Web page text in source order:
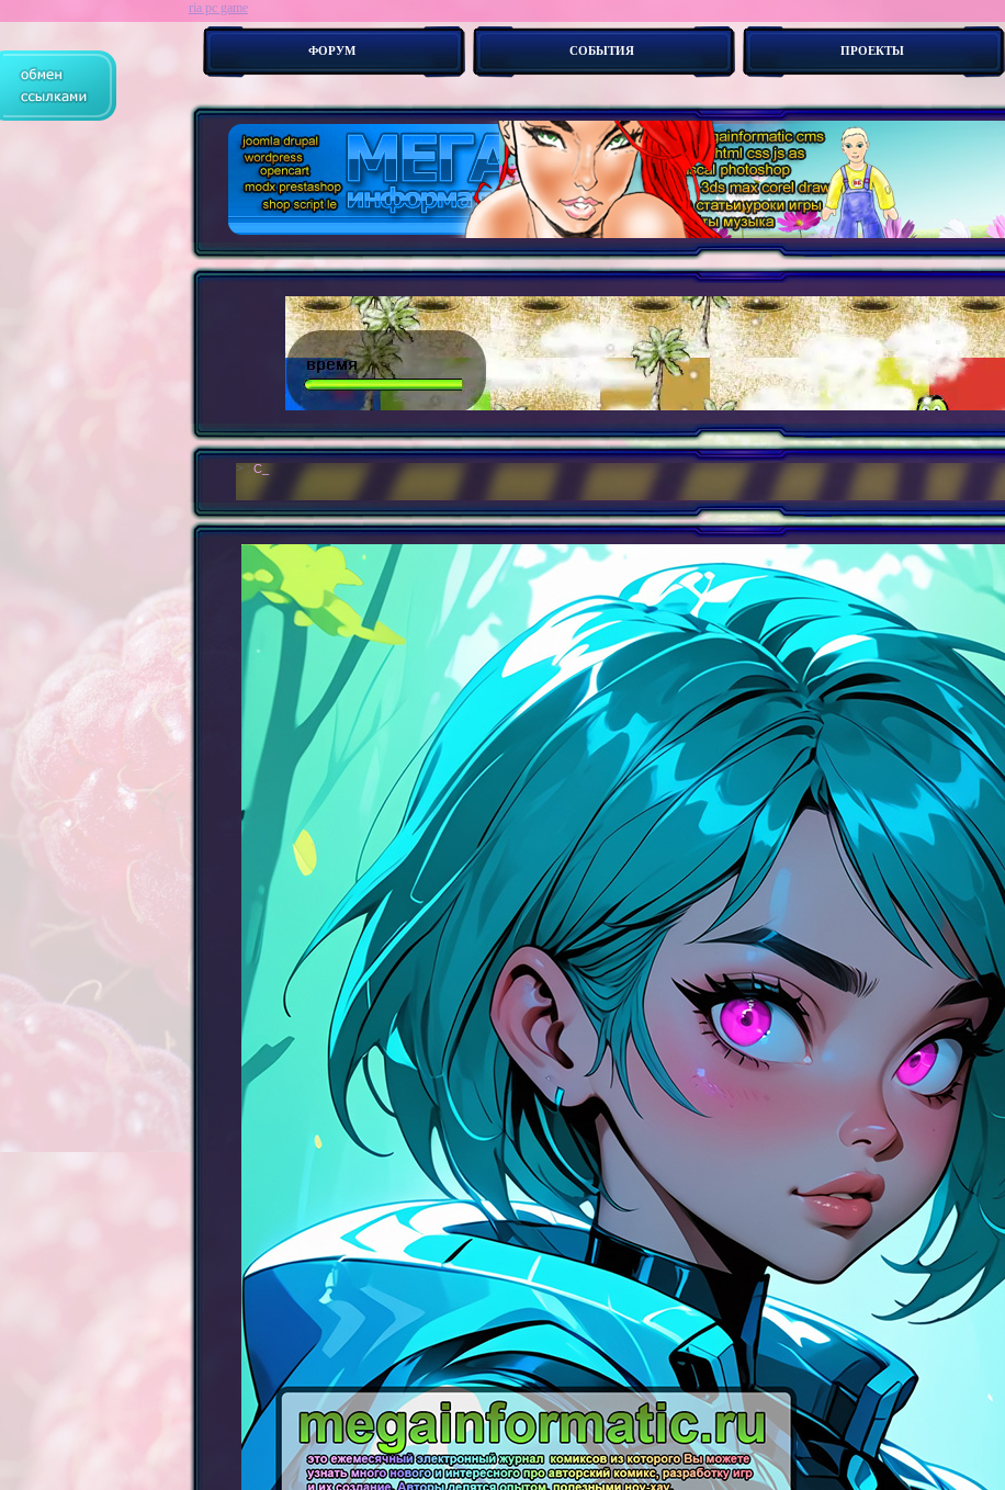
ФОРУМ СОБЫТИЯ ПРОЕКТЫ
ria pc game
> : Современные сайты - это бестелесные роботы. Новые_